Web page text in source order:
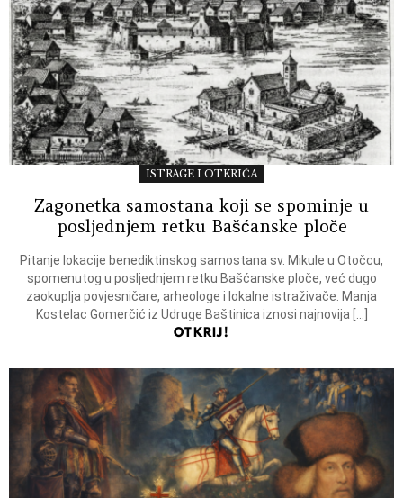
ISTRAGE I OTKRIĆA
Zagonetka samostana koji se spominje u
posljednjem retku Bašćanske ploče
Pitanje lokacije benediktinskog samostana sv. Mikule u Otočcu,
spomenutog u posljednjem retku Bašćanske ploče, već dugo
zaokuplja povjesničare, arheologe i lokalne istraživače. Manja
Kostelac Gomerčić iz Udruge Baštinica iznosi najnovija […]
OTKRIJ!